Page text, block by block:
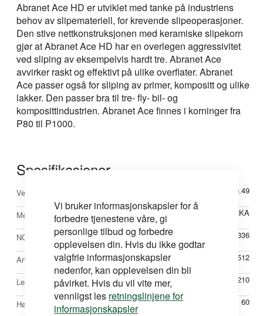
Vi bruker informasjonskapsler for å
forbedre tjenestene våre, gi
personlige tilbud og forbedre
opplevelsen din. Hvis du ikke godtar
valgfrie informasjonskapsler
nedenfor, kan opplevelsen din bli
påvirket. Hvis du vil vite mer,
vennligst les retningslinjene for
informasjonskapsler
Abranet Ace HD er utviklet med tanke på industriens
behov av slipemateriell, for krevende slipeoperasjoner.
Den stive nettkonstruksjonen med keramiske slipekorn
gjør at Abranet Ace HD har en overlegen aggressivitet
ved sliping av eksempelvis hardt tre. Abranet Ace
avvirker raskt og effektivt på ulike overflater. Abranet
Ace passer også for sliping av primer, kompositt og ulike
lakker. Den passer bra til tre- fly- bil- og
komposittindustrien. Abranet Ace finnes i korninger fra
P80 til P1000.
Spesifikasjoner
Mer
informasjon
Vekt 0.49
Merke MIRKA
NOBBNr 60628336
Artikkelnr AH22702512
Lengde mm 210
Høyde mm 60